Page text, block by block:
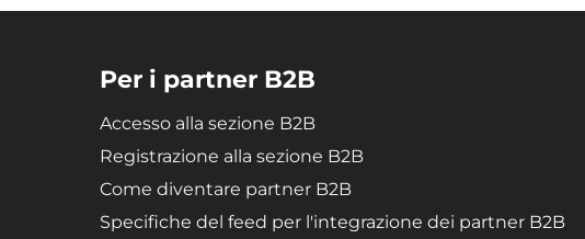
Per i partner B2B
Accesso alla sezione B2B
Registrazione alla sezione B2B
Come diventare partner B2B
Specifiche del feed per l'integrazione dei partner B2B